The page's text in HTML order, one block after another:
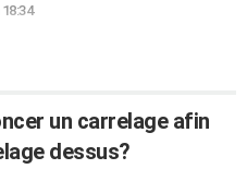
un carrelage afin
dessus?